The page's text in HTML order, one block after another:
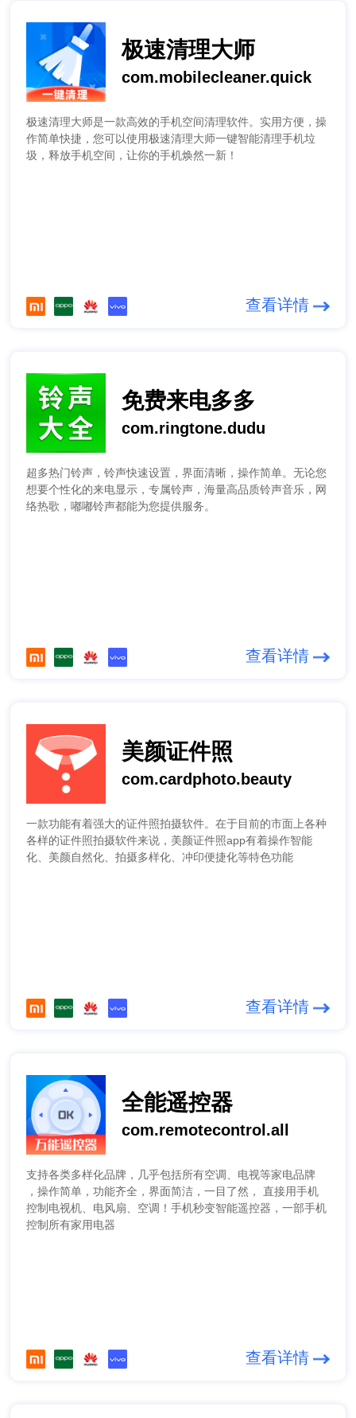
极速清理大师
com.mobilecleaner.quick
极速清理大师是一款高效的手机空间清理软件。实用方便，操
作简单快捷，您可以使用极速清理大师一键智能清理手机垃
圾，释放手机空间，让你的手机焕然一新！
查看详情
免费来电多多
com.ringtone.dudu
超多热门铃声，铃声快速设置，界面清晰，操作简单。无论您
想要个性化的来电显示，专属铃声，海量高品质铃声音乐，网
络热歌，嘟嘟铃声都能为您提供服务。
查看详情
美颜证件照
com.cardphoto.beauty
一款功能有着强大的证件照拍摄软件。在于目前的市面上各种
各样的证件照拍摄软件来说，美颜证件照app有着操作智能
化、美颜自然化、拍摄多样化、冲印便捷化等特色功能
查看详情
全能遥控器
com.remotecontrol.all
支持各类多样化品牌，几乎包括所有空调、电视等家电品牌
，操作简单，功能齐全，界面简洁，一目了然， 直接用手机
控制电视机、电风扇、空调！手机秒变智能遥控器，一部手机
控制所有家用电器
查看详情